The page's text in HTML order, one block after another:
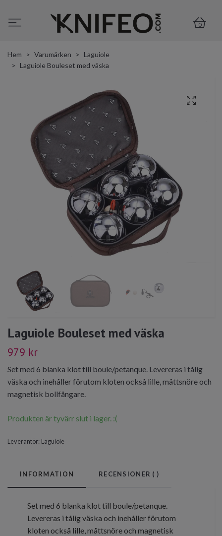
0
Hem Varumärken
Laguiole
Laguiole Bouleset med väska
Laguiole Bouleset med väska
979 kr
Set med 6 blanka klot till boule/petanque. Levereras i tålig
väska och inehåller förutom kloten också lille, måttsnöre och
magnetisk bollfångare.
Produkten är tyvärr slut i lager. :(
Leverantör: Laguiole
INFORMATION RECENSIONER ( )
Set med 6 blanka klot till boule/petanque.
Levereras i tålig väska och inehåller förutom
kloten också lille, måttsnöre och magnetisk